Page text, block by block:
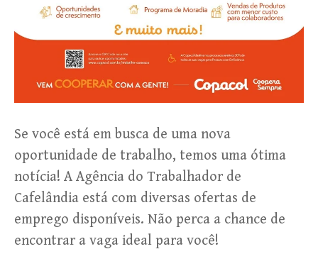
Se você está em busca de uma nova
oportunidade de trabalho, temos uma ótima
notícia! A Agência do Trabalhador de
Cafelândia está com diversas ofertas de
emprego disponíveis. Não perca a chance de
encontrar a vaga ideal para você!